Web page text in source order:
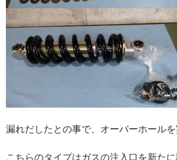
漏れだしたとの事で、オーバーホールを
こちらのタイプはガスの注入口を新た